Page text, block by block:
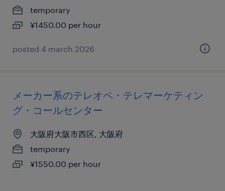
temporary
¥1450.00 per hour
posted 4 march 2026
メーカー系のテレオペ・テレマーケティン
グ・コールセンター
大阪府大阪市西区, 大阪府
temporary
¥1550.00 per hour